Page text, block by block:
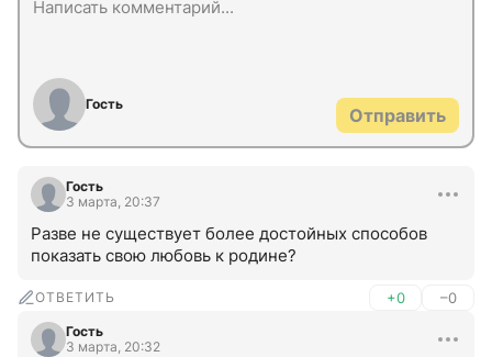
Гость
Отправить
Гость
3 марта, 20:37
Разве не существует более достойных способов
показать свою любовь к родине?
ОТВЕТИТЬ +0 –0
Гость
3 марта, 20:32